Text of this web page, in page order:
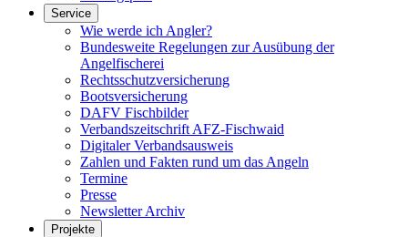
Service
Wie werde ich Angler?
Bundesweite Regelungen zur Ausübung der
Angelfischerei
Rechtsschutzversicherung
Bootsversicherung
DAFV Fischbilder
Verbandszeitschrift AFZ-Fischwaid
Digitaler Verbandsausweis
Zahlen und Fakten rund um das Angeln
Termine
Presse
Newsletter Archiv
Projekte